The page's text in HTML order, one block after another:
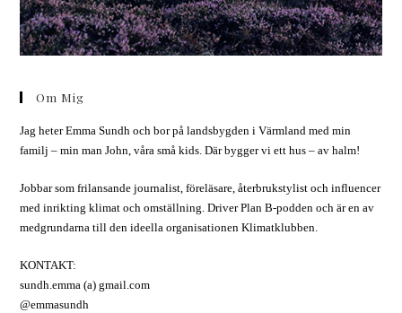
Om Mig
Jag heter Emma Sundh och bor på landsbygden i Värmland med min
familj – min man John, våra små kids. Där bygger vi ett hus – av halm!
Jobbar som frilansande journalist, föreläsare, återbrukstylist och influencer
med inrikting klimat och omställning. Driver Plan B-podden och är en av
medgrundarna till den ideella organisationen Klimatklubben.
KONTAKT:
sundh.emma (a) gmail.com
@emmasundh